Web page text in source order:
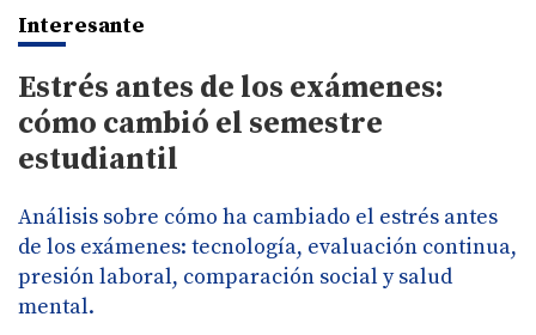
Interesante
Estrés antes de los exámenes:
cómo cambió el semestre
estudiantil
Análisis sobre cómo ha cambiado el estrés antes
de los exámenes: tecnología, evaluación continua,
presión laboral, comparación social y salud
mental.